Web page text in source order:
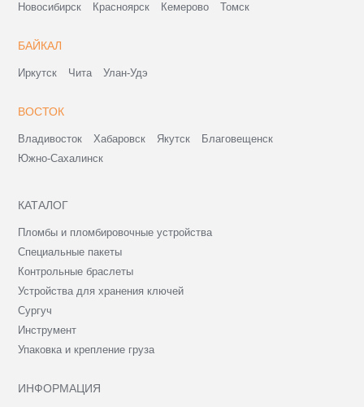
Новосибирск Красноярск Кемерово Томск
БАЙКАЛ
Иркутск Чита Улан-Удэ
ВОСТОК
Владивосток Хабаровск Якутск
Благовещенск
Южно-Сахалинск
КАТАЛОГ
Пломбы и пломбировочные устройства
Специальные пакеты
Контрольные браслеты
Устройства для хранения ключей
Сургуч
Инструмент
Упаковка и крепление груза
ИНФОРМАЦИЯ